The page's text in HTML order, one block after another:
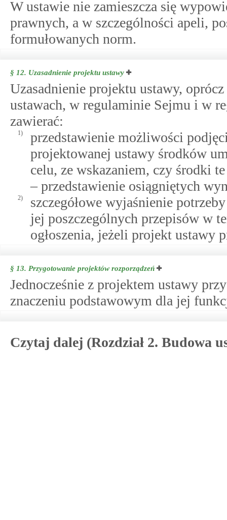
W ustawie nie zamieszcza się
prawnych, a w szczególności apeli,
formułowanych norm.
§ 12. Uzasadnienie projektu ustawy
Uzasadnienie projektu ustawy,
ustawach, w regulaminie Sejmu i w
zawierać:
1)
przedstawienie możliwości
projektowanej ustawy środków
celu, ze wskazaniem, czy środki
– przedstawienie osiągniętych
2)
szczegółowe wyjaśnienie
jej poszczególnych przepisów w
ogłoszenia, jeżeli projekt ustawy
§ 13. Przygotowanie projektów rozporządzeń
Jednocześnie z projektem ustawy
znaczeniu podstawowym dla jej
Czytaj dalej (Rozdział 2. Budowa